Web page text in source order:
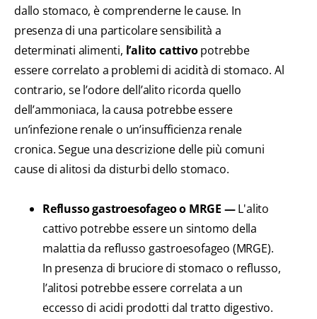
dallo stomaco, è comprenderne le cause. In
presenza di una particolare sensibilità a
determinati alimenti, l’alito cattivopotrebbe
essere correlato a problemi di acidità di stomaco. Al
contrario, se l’odore dell’alito ricorda quello
dell’ammoniaca, la causa potrebbe essere
un’infezione renale o un’insufficienza renale
cronica. Segue una descrizione delle più comuni
cause di alitosi da disturbi dello stomaco.
Reflusso gastroesofageo o MRGE —L'alito
cattivo potrebbe essere un sintomo della
malattia da reflusso gastroesofageo (MRGE).
In presenza di bruciore di stomaco o reflusso,
l’alitosi potrebbe essere correlata a un
eccesso di acidi prodotti dal tratto digestivo.